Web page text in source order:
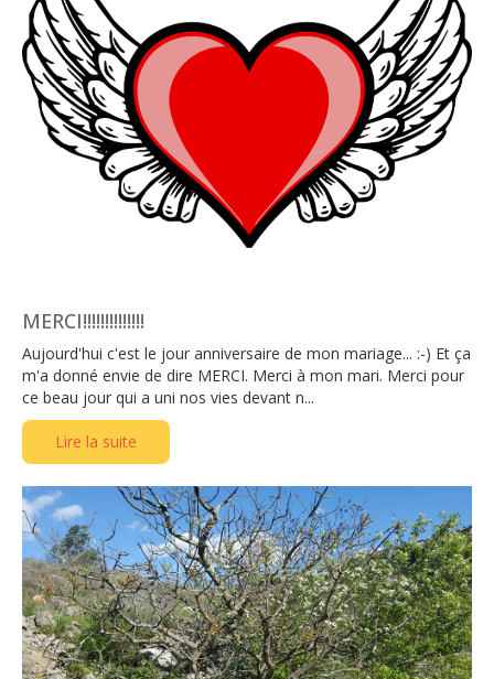
MERCI!!!!!!!!!!!!!!
Aujourd'hui c'est le jour anniversaire de mon mariage... :-) Et ça
m'a donné envie de dire MERCI. Merci à mon mari. Merci pour
ce beau jour qui a uni nos vies devant n...
Lire la suite